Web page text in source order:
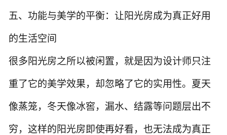
五、功能与美学的平衡：让阳光房成为真正好用
的生活空间
很多阳光房之所以被闲置，就是因为设计师只注
重了它的美学效果，却忽略了它的实用性。夏天
像蒸笼，冬天像冰窖，漏水、结露等问题层出不
穷，这样的阳光房即使再好看，也无法成为真正